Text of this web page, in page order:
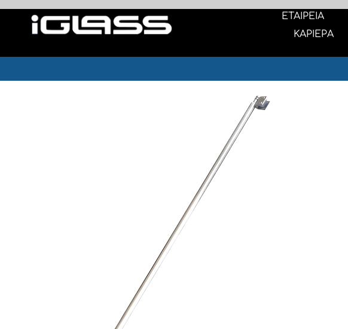
ΕΤΑΙΡΕΙΑ
ΚΑΡΙΕΡΑ